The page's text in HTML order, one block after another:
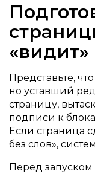
«видит»
Представьте,
но уставший
страницу,
подписи к
Если страница
без слов»,
Перед